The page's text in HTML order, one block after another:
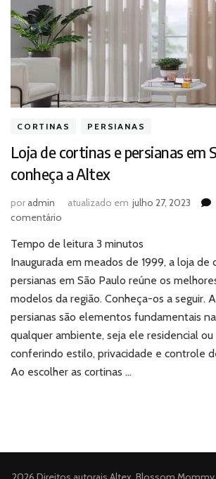
CORTINAS PERSIANAS
Loja de cortinas e persianas em
conheça a Altex
poradmin atualizado em julho 27, 2023
comentário
de
cortinas
e
em
São
Paulo:
conheça
Altex
Tempo de leitura 3 minutos
Inaugurada em meados de 1999, a loja de
persianas em São Paulo reúne os
modelos da região. Conheça-os a seguir.
persianas são elementos fundamentais
qualquer ambiente, seja ele residencial ou
conferindo estilo, privacidade e controle
Ao escolher as cortinas …